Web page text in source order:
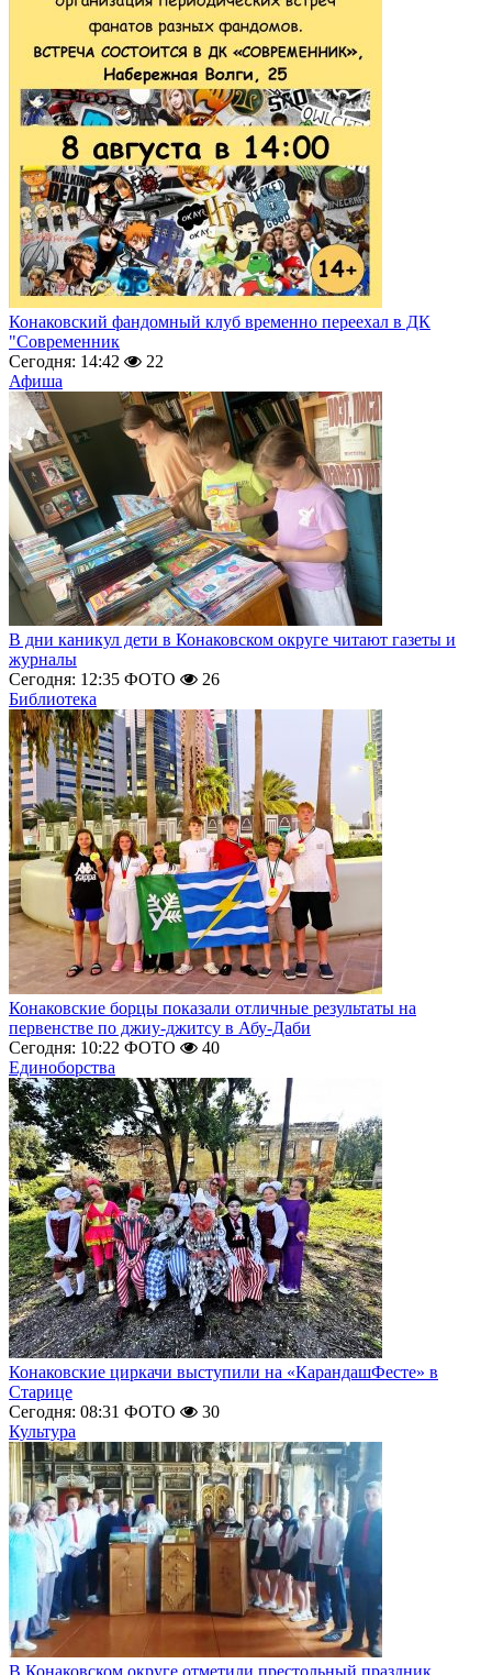
Конаковский фандомный клуб временно переехал в ДК
"Современник
Сегодня: 14:42
22
Афиша
В дни каникул дети в Конаковском округе читают газеты и
журналы
Сегодня: 12:35 ФОТО
26
Библиотека
Конаковские борцы показали отличные результаты на
первенстве по джиу-джитсу в Абу-Даби
Сегодня: 10:22 ФОТО
40
Единоборства
Конаковские циркачи выступили на «КарандашФесте» в
Старице
Сегодня: 08:31 ФОТО
30
Культура
В Конаковском округе отметили престольный праздник